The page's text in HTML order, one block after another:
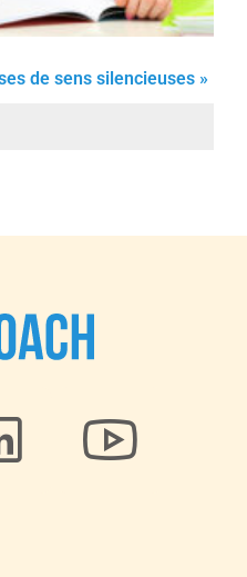
de sens silencieuses »